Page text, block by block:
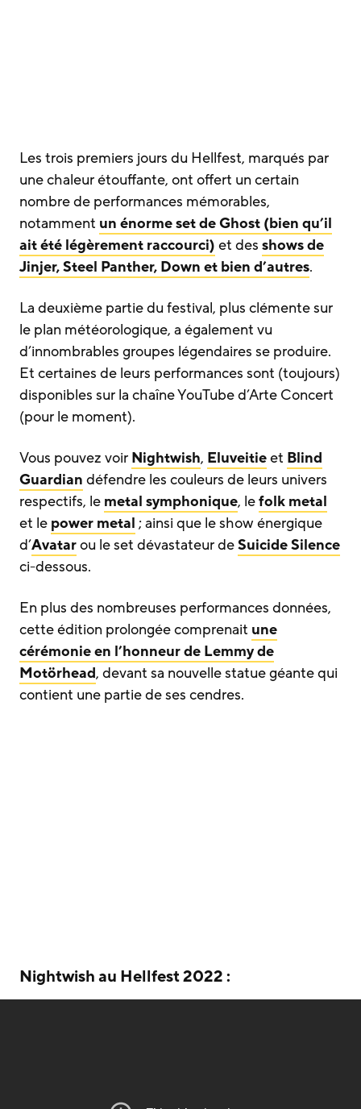
Les trois premiers jours du Hellfest, marqués par
une chaleur étouffante, ont offert un certain
nombre de performances mémorables,
notamment un énorme set de Ghost (bien qu’il
ait été légèrement raccourci) et des shows de
Jinjer, Steel Panther, Down et bien d’autres.
La deuxième partie du festival, plus clémente sur
le plan météorologique, a également vu
d’innombrables groupes légendaires se produire.
Et certaines de leurs performances sont (toujours)
disponibles sur la chaîne YouTube d’Arte Concert
(pour le moment).
Vous pouvez voir Nightwish, Eluveitieet Blind
Guardian défendre les couleurs de leurs univers
respectifs, le metal symphonique, lefolk metal
et le power metal ; ainsi que le show énergique
d’Avatarou le set dévastateur deSuicide Silence
ci-dessous.
En plus des nombreuses performances données,
cette édition prolongée comprenait une
cérémonie en l’honneur de Lemmy de
Motörhead, devant sa nouvelle statue géante qui
contient une partie de ses cendres.
Nightwish au Hellfest 2022 :